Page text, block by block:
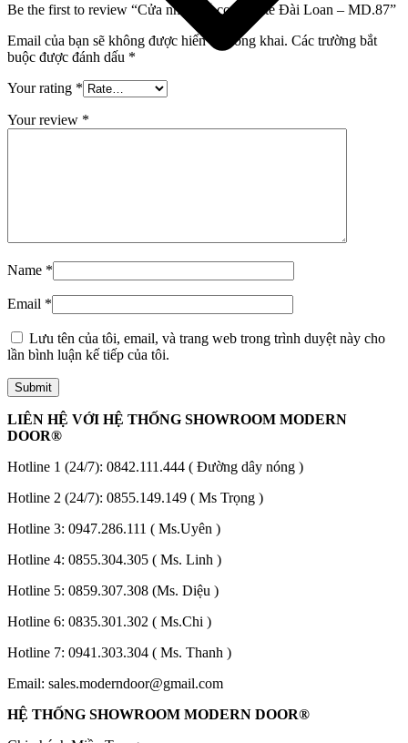
Giới thiệu CEO
Be the first to review “Cửa nhựa gỗ composite Đài Loan – MD.87”
Email của bạn sẽ không được hiển thị công khai. Các trường bắt
buộc được đánh dấu *
Your rating *
Your review *
Name *
Email *
Lưu tên của tôi, email, và trang web trong trình duyệt này cho
lần bình luận kế tiếp của tôi.
LIÊN HỆ VỚI HỆ THỐNG SHOWROOM MODERN
DOOR®
Hotline 1 (24/7): 0842.111.444 ( Đường dây nóng )
Hotline 2 (24/7): 0855.149.149 ( Ms Trọng )
Hotline 3: 0947.286.111 ( Ms.Uyên )
Hotline 4: 0855.304.305 ( Ms. Linh )
Hotline 5: 0859.307.308 (Ms. Diệu )
Hotline 6: 0835.301.302 ( Ms.Chi )
Hotline 7: 0941.303.304 ( Ms. Thanh )
Email: sales.moderndoor@gmail.com
HỆ THỐNG SHOWROOM MODERN DOOR®